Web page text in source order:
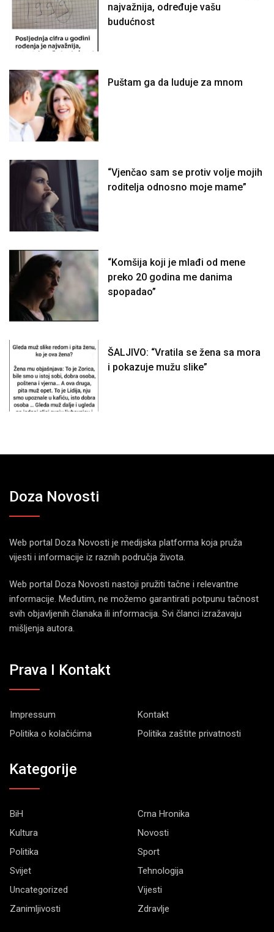
najvažnija, određuje vašu
budućnost
Puštam ga da luduje za mnom
“Vjenčao sam se protiv volje mojih
roditelja odnosno moje mame”
“Komšija koji je mlađi od mene
preko 20 godina me danima
spopadao”
ŠALJIVO: “Vratila se žena sa mora
i pokazuje mužu slike”
Doza Novosti
Web portal Doza Novosti je medijska platforma koja pruža
vijesti i informacije iz raznih područja života.
Web portal Doza Novosti nastoji pružiti tačne i relevantne
informacije. Međutim, ne možemo garantirati potpunu tačnost
svih objavljenih članaka ili informacija. Svi članci izražavaju
mišljenja autora.
Prava I Kontakt
Impressum
Kontakt
Politika o kolačićima
Politika zaštite privatnosti
Kategorije
BiH
Crna Hronika
Kultura
Novosti
Politika
Sport
Svijet
Tehnologija
Uncategorized
Vijesti
Zanimljivosti
Zdravlje